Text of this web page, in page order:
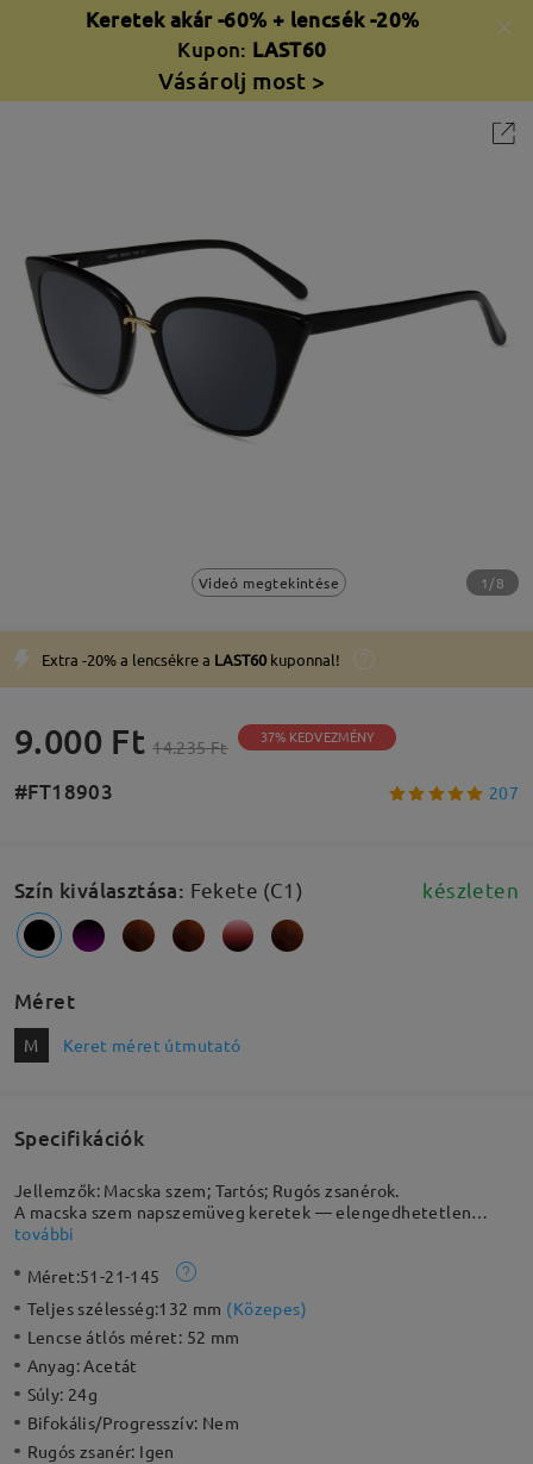
Keretek akár -60% + lencsék -20%
Kupon: LAST60
Vásárolj most >
Videó megtekintése 1/8
Extra -20% a lencsékre a LAST60 kuponnal!
9.000 Ft 14.235 Ft 37% KEDVEZMÉNY
#FT18903 207
Szín kiválasztása: Fekete (C1) készleten
Méret
M Keret méret útmutató
Specifikációk
Jellemzők: Macska szem; Tartós; Rugós zsanérok.
A macska szem napszemüveg keretek — elengedhetetlen
kiegészítő bárki számára, aki maradandó benyomást szeretne
részletes fém orrnyereg elegáns megjelenést ad ennek a
figyelemfelkeltő stílusnak, amely hangsúlyozza a legújabb
trendek iránti szenvedélyedet.
további
Méret:51-21-145
Teljes szélesség:132 mm (Közepes)
Lencse átlós méret: 52 mm
Anyag:Acetát
Súly: 24g
Bifokális/Progresszív: Nem
Rugós zsanér: Igen